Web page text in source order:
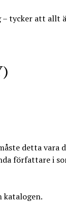
– tycker att allt
detta vara
författare i
katalogen.